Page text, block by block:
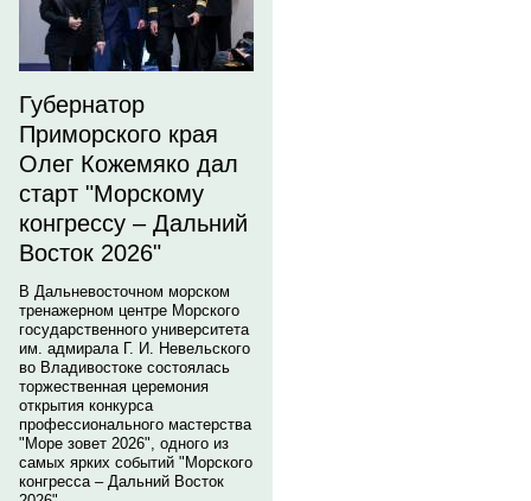
Губернатор
Приморского края
Олег Кожемяко дал
старт "Морскому
конгрессу – Дальний
Восток 2026"
В Дальневосточном морском
тренажерном центре Морского
государственного университета
им. адмирала Г. И. Невельского
во Владивостоке состоялась
торжественная церемония
открытия конкурса
профессионального мастерства
"Море зовет 2026", одного из
самых ярких событий "Морского
конгресса – Дальний Восток